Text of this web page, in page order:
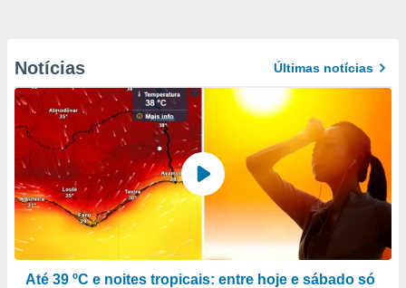
Notícias Últimas notícias
Até 39 ºC e noites tropicais: entre hoje e sábado só